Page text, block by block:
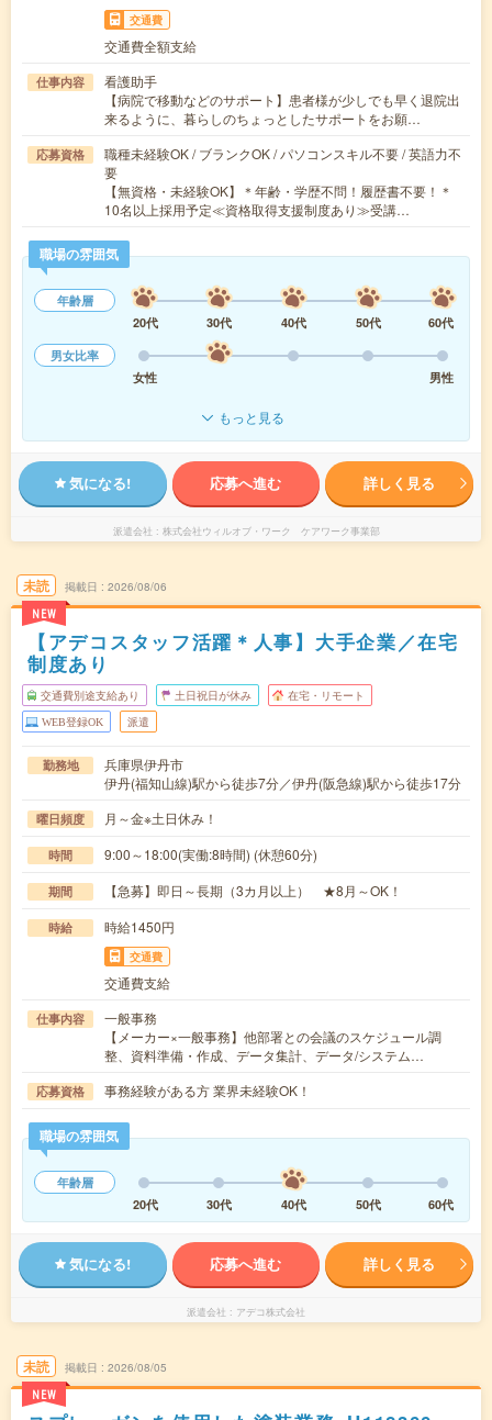
交通費
交通費全額支給
仕事内容
看護助手
【病院で移動などのサポート】患者様が少しでも早く退院出
来るように、暮らしのちょっとしたサポートをお願…
応募資格
職種未経験OK / ブランクOK / パソコンスキル不要 / 英語力不
要
【無資格・未経験OK】＊年齢・学歴不問！履歴書不要！＊
10名以上採用予定≪資格取得支援制度あり≫受講…
職場の雰囲気
年齢層
20代
30代 40代 50代
60代
男女比率
女性
男性
もっと見る
気になる! 応募へ進む 詳しく見る
派遣会社 株式会社ウィルオブ・ワーク ケアワーク事業部
未読
NEW
掲載日 2026/08/06
【アデコスタッフ活躍＊人事】大手企業／在宅
制度あり
交通費別途支給あり 土日祝日が休み 在宅・リモート
WEB登録OK 派遣
勤務地
兵庫県伊丹市
伊丹(福知山線)駅から徒歩7分／伊丹(阪急線)駅から徒歩17分
曜日頻度 月～金※土日休み！
時間 9:00～18:00(実働:8時間) (休憩60分)
期間 【急募】即日～長期（3カ月以上） ★8月～OK！
時給 時給1450円
交通費
交通費支給
仕事内容
一般事務
【メーカー×一般事務】他部署との会議のスケジュール調
整、資料準備・作成、データ集計、データ/システム…
応募資格 事務経験がある方 業界未経験OK！
職場の雰囲気
年齢層
20代
30代 40代 50代 60代
気になる! 応募へ進む 詳しく見る
派遣会社 アデコ株式会社
未読
NEW
掲載日 2026/08/05